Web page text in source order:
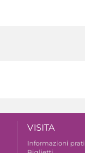
VISITA
Informazioni